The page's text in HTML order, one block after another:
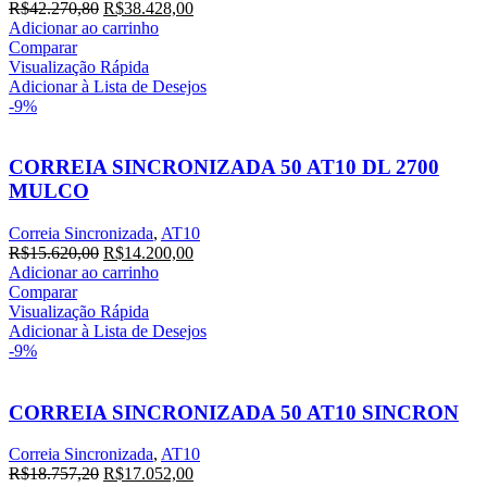
R$42.270,80 O
preço
era:
R$42.270,80.
R$38.428,00O
R$38.428,00.
Adicionar ao carrinho
Comparar
Visualização Rápida
Adicionar à Lista de Desejos
-9%
CORREIA SINCRONIZADA 50 AT10 DL 2700
MULCO
Correia Sincronizada, AT10
R$15.620,00 O
preço
era:
R$15.620,00.
R$14.200,00O
R$14.200,00.
Adicionar ao carrinho
Comparar
Visualização Rápida
Adicionar à Lista de Desejos
-9%
CORREIA SINCRONIZADA 50 AT10 SINCRON
Correia Sincronizada, AT10
R$18.757,20 O
R$17.052,00O